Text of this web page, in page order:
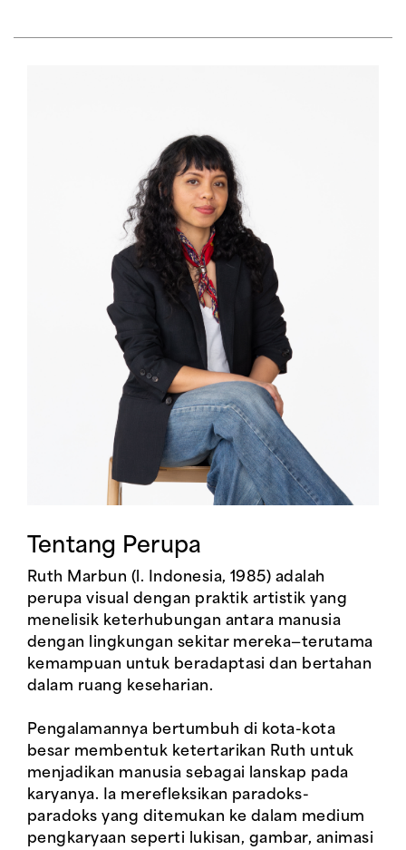
Tentang Perupa
Ruth Marbun (l. Indonesia, 1985) adalah
perupa visual dengan praktik artistik yang
menelisik keterhubungan antara manusia
dengan lingkungan sekitar mereka—terutama
kemampuan untuk beradaptasi dan bertahan
dalam ruang keseharian.
Pengalamannya bertumbuh di kota-kota
besar membentuk ketertarikan Ruth untuk
menjadikan manusia sebagai lanskap pada
karyanya. Ia merefleksikan paradoks-
paradoks yang ditemukan ke dalam medium
pengkaryaan seperti lukisan, gambar, animasi